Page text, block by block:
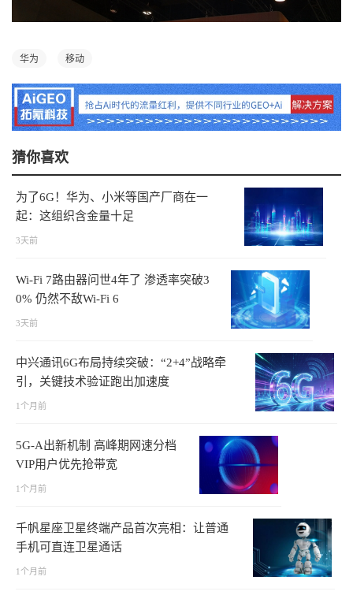
华为 移动
猜你喜欢
为了6G！华为、小米等国产厂商在一
起：这组织含金量十足
3天前
Wi-Fi 7路由器问世4年了 渗透率突破3
0% 仍然不敌Wi-Fi 6
3天前
中兴通讯6G布局持续突破：“2+4”战略牵
引，关键技术验证跑出加速度
1个月前
5G-A出新机制 高峰期网速分档
VIP用户优先抢带宽
1个月前
千帆星座卫星终端产品首次亮相：让普通
手机可直连卫星通话
1个月前